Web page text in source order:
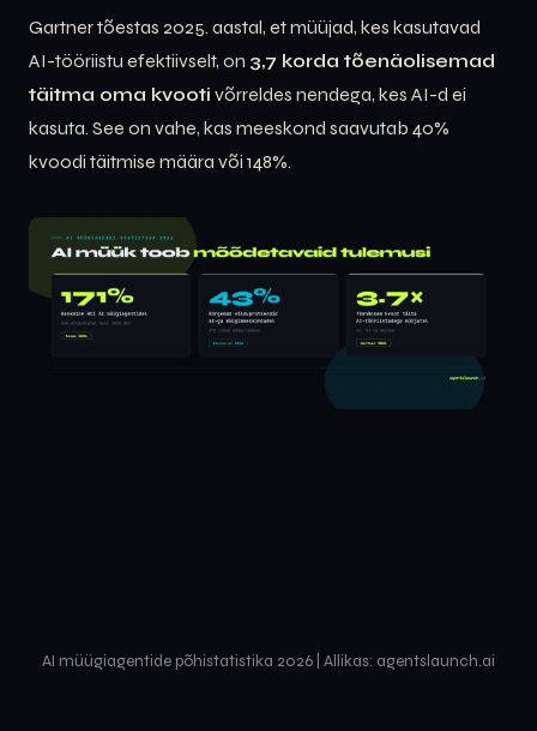
Gartner tõestas 2025. aastal, et müüjad, kes kasutavad
AI-tööriistu efektiivselt, on 3,7 korda tõenäolisemad
täitma oma kvooti võrreldes nendega, kes AI-d ei
kasuta. See on vahe, kas meeskond saavutab 40%
kvoodi täitmise määra või 148%.
AI müügiagentide põhistatistika 2026 | Allikas: agentslaunch.ai